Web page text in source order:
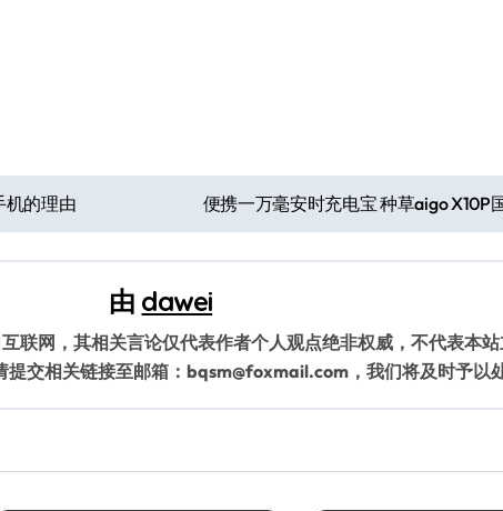
机的理由 便携一万毫安时充电宝 种草aigo X10P
由 dawei
联网，其相关言论仅代表作者个人观点绝非权威，不代表本
交相关链接至邮箱：bqsm@foxmail.com，我们将及时予以处